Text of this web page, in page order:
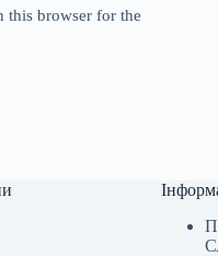
this browser for the